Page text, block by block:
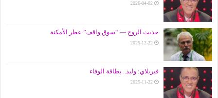
2026-04-02
حديث الروح — “سوق واقف” عطر الأمكنة
2025-12-22
فيربلاي: وليد.. بطاقة الوفاء
2025-11-22